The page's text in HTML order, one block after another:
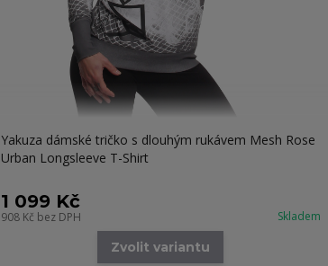
Yakuza dámské tričko s dlouhým rukávem Mesh Rose
Urban Longsleeve T-Shirt
1 099 Kč
908 Kč bez DPH Skladem
Zvolit variantu